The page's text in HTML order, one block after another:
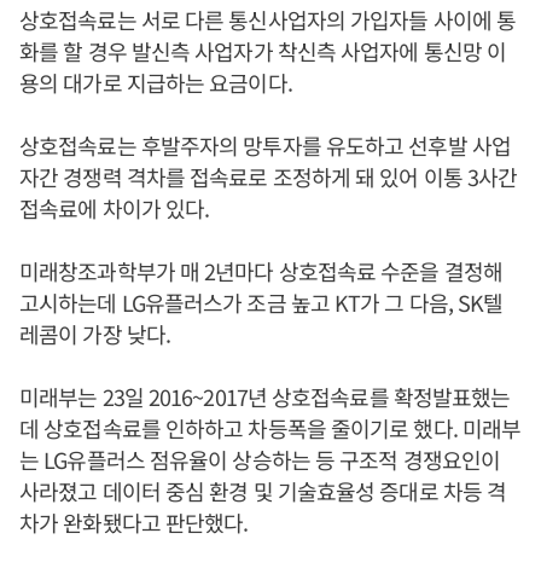
상호접속료는 서로 다른 통신사업자의 가입자들 사이에 통
화를 할 경우 발신측 사업자가 착신측 사업자에 통신망 이
용의 대가로 지급하는 요금이다.
상호접속료는 후발주자의 망투자를 유도하고 선후발 사업
자간 경쟁력 격차를 접속료로 조정하게 돼 있어 이통 3사간
접속료에 차이가 있다.
미래창조과학부가 매 2년마다 상호접속료 수준을 결정해
고시하는데 LG유플러스가 조금 높고 KT가 그 다음, SK텔
레콤이 가장 낮다.
미래부는 23일 2016~2017년 상호접속료를 확정발표했는
데 상호접속료를 인하하고 차등폭을 줄이기로 했다. 미래부
는 LG유플러스 점유율이 상승하는 등 구조적 경쟁요인이
사라졌고 데이터 중심 환경 및 기술효율성 증대로 차등 격
차가 완화됐다고 판단했다.